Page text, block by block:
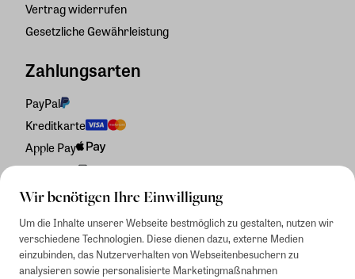
Wir benötigen Ihre Einwilligung
Um die Inhalte unserer Webseite bestmöglich zu gestalten, nutzen wir
verschiedene Technologien. Diese dienen dazu, externe Medien
einzubinden, das Nutzerverhalten von Webseitenbesuchern zu
analysieren sowie personalisierte Marketingmaßnahmen
Vertrag widerrufen
Gesetzliche Gewährleistung
Zahlungsarten
PayPal
Kreditkarte
Apple Pay
Rechnung